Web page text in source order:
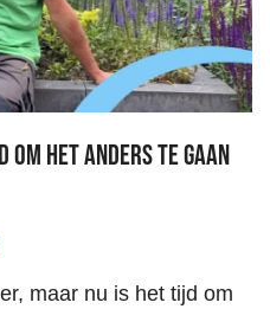
het anders te gaan
maar nu is het tijd om